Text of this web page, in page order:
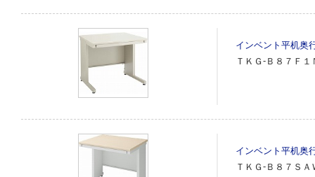
インベント平机奥
ＴＫＧ‐Ｂ８７Ｆ１
インベント平机奥
ＴＫＧ‐Ｂ８７Ｓ